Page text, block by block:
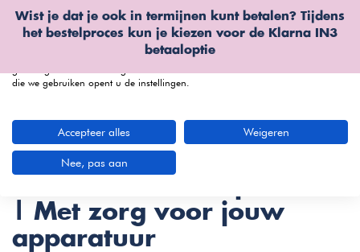
Wist je dat je ook in termijnen kunt betalen? Tijdens
het bestelproces kun je kiezen voor de Klarna IN3
betaaloptie
Jahnke Moebel (4 artikelen)
| Met zorg voor jouw
apparatuur
Wij gebruiken cookies
We kunnen deze plaatsen voor analyse van onze bezoekersgegevens, om
onze website te verbeteren, gepersonaliseerde inhoud te tonen en om u een
die we gebruiken opent u de instellingen.
Accepteer alles Weigeren
Nee, pas aan